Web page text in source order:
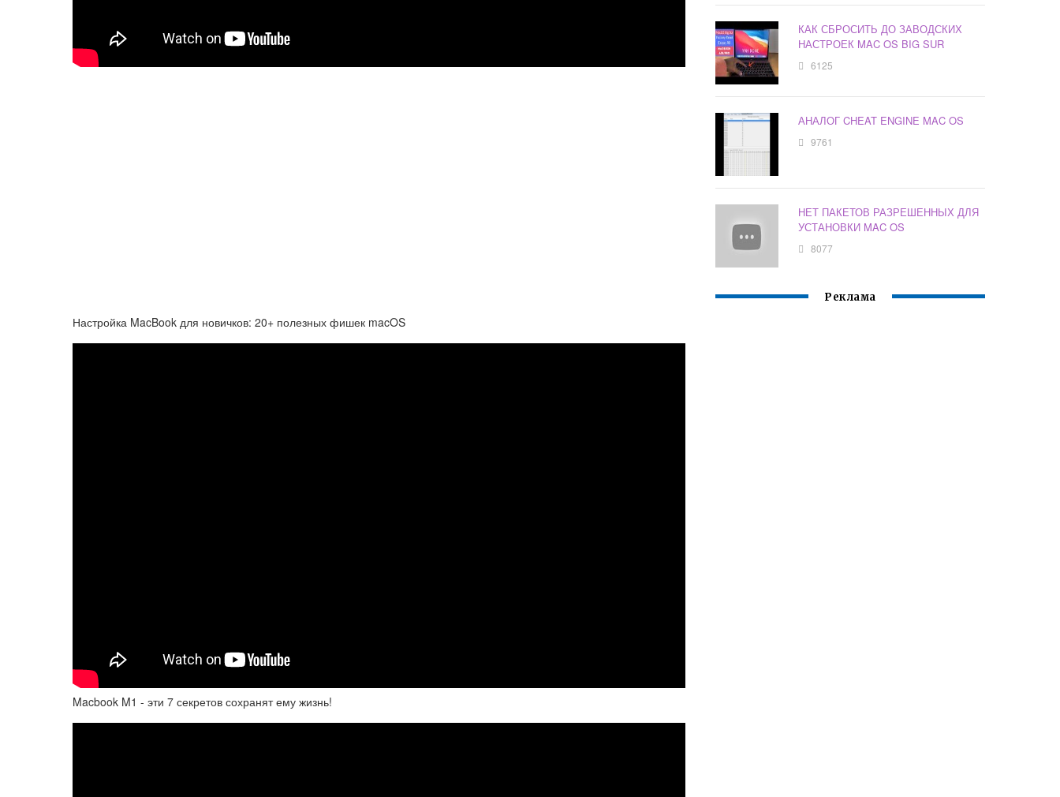
Настройка MacBook для новичков: 20+ полезных фишек macOS
Macbook M1 - эти 7 секретов сохранят ему жизнь!
КАК СБРОСИТЬ ДО ЗАВОДСКИХ
НАСТРОЕК MAC OS BIG SUR
6125
АНАЛОГ CHEAT ENGINE MAC OS
9761
НЕТ ПАКЕТОВ РАЗРЕШЕННЫХ ДЛЯ
УСТАНОВКИ MAC OS
8077
Реклама